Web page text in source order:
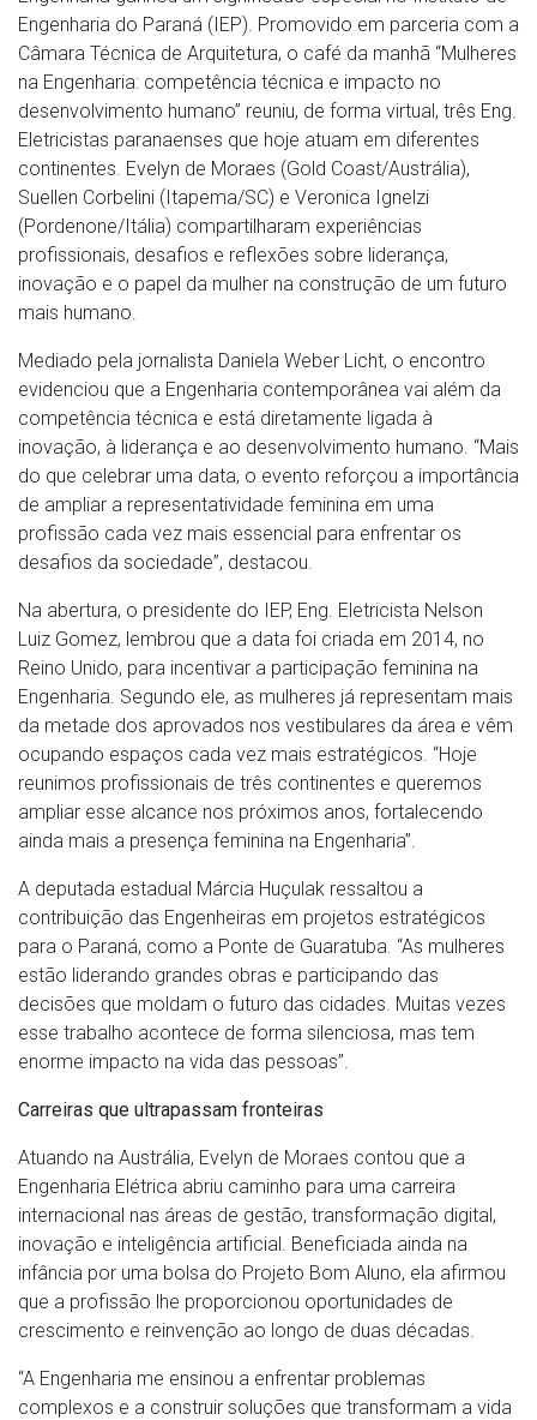
Engenharia do Paraná (IEP). Promovido em parceria com a
Câmara Técnica de Arquitetura, o café da manhã “Mulheres
na Engenharia: competência técnica e impacto no
desenvolvimento humano” reuniu, de forma virtual, três Eng.
Eletricistas paranaenses que hoje atuam em diferentes
continentes. Evelyn de Moraes (Gold Coast/Austrália),
Suellen Corbelini (Itapema/SC) e Veronica Ignelzi
(Pordenone/Itália) compartilharam experiências
profissionais, desafios e reflexões sobre liderança,
inovação e o papel da mulher na construção de um futuro
mais humano.
Mediado pela jornalista Daniela Weber Licht, o encontro
evidenciou que a Engenharia contemporânea vai além da
competência técnica e está diretamente ligada à
inovação, à liderança e ao desenvolvimento humano. “Mais
do que celebrar uma data, o evento reforçou a importância
de ampliar a representatividade feminina em uma
profissão cada vez mais essencial para enfrentar os
desafios da sociedade”, destacou.
Na abertura, o presidente do IEP, Eng. Eletricista Nelson
Luiz Gomez, lembrou que a data foi criada em 2014, no
Reino Unido, para incentivar a participação feminina na
Engenharia. Segundo ele, as mulheres já representam mais
da metade dos aprovados nos vestibulares da área e vêm
ocupando espaços cada vez mais estratégicos. “Hoje
reunimos profissionais de três continentes e queremos
ampliar esse alcance nos próximos anos, fortalecendo
ainda mais a presença feminina na Engenharia”.
A deputada estadual Márcia Huçulak ressaltou a
contribuição das Engenheiras em projetos estratégicos
para o Paraná, como a Ponte de Guaratuba. “As mulheres
estão liderando grandes obras e participando das
decisões que moldam o futuro das cidades. Muitas vezes
esse trabalho acontece de forma silenciosa, mas tem
enorme impacto na vida das pessoas”.
Carreiras que ultrapassam fronteiras
Atuando na Austrália, Evelyn de Moraes contou que a
Engenharia Elétrica abriu caminho para uma carreira
internacional nas áreas de gestão, transformação digital,
inovação e inteligência artificial. Beneficiada ainda na
infância por uma bolsa do Projeto Bom Aluno, ela afirmou
que a profissão lhe proporcionou oportunidades de
crescimento e reinvenção ao longo de duas décadas.
“A Engenharia me ensinou a enfrentar problemas
complexos e a construir soluções que transformam a vida